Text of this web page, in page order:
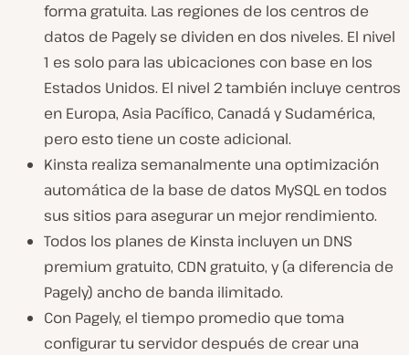
forma gratuita. Las regiones de los centros de
datos de Pagely se dividen en dos niveles. El nivel
1 es solo para las ubicaciones con base en los
Estados Unidos. El nivel 2 también incluye centros
en Europa, Asia Pacífico, Canadá y Sudamérica,
pero esto tiene un coste adicional.
Kinsta realiza semanalmente una optimización
automática de la base de datos MySQL en todos
sus sitios para asegurar un mejor rendimiento.
Todos los planes de Kinsta incluyen un DNS
premium gratuito, CDN gratuito, y (a diferencia de
Pagely) ancho de banda ilimitado.
Con Pagely, el tiempo promedio que toma
configurar tu servidor después de crear una